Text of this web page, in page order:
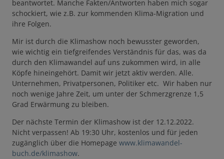
beantwortet. Manche Fakten/Antworten haben mich sogar
schockiert, wie z.B. zur kommenden Klima-Migration und
ihre Folgen.
Mir ist durch die Klimashow noch bewusster geworden,
wie wichtig ein tiefgreifendes Verständnis für das, was da
durch den Klimawandel auf uns zukommen wird, in alle
Köpfe hineingehört. Damit wir jetzt aktiv werden. Alle.
Unternehmen, Privatpersonen, Politiker etc. Wir haben nur
noch wenige Jahre Zeit, um unter der Schmerzgrenze 1,5
Grad Erwärmung zu bleiben.
Der nächste Termin der Klimashow ist der 12.12.2022.
Nicht verpassen! Ab 19:30 Uhr, kostenlos und für jeden
zugänglich über die Homepage www.klimawandel-
buch.de/klimashow.